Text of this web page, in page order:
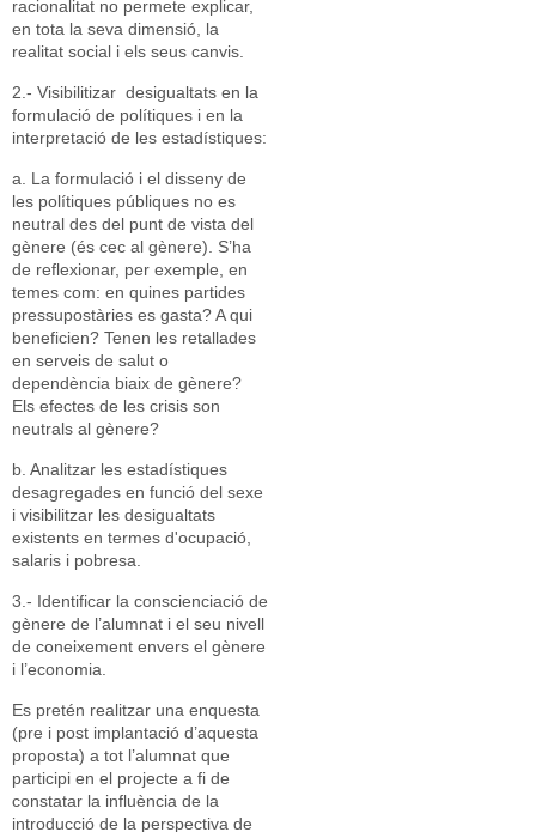
racionalitat no permete explicar,
en tota la seva dimensió, la
realitat social i els seus canvis.
2.- Visibilitizar desigualtats en la
formulació de polítiques i en la
interpretació de les estadístiques:
a. La formulació i el disseny de
les polítiques públiques no es
neutral des del punt de vista del
gènere (és cec al gènere). S’ha
de reflexionar, per exemple, en
temes com: en quines partides
pressupostàries es gasta? A qui
beneficien? Tenen les retallades
en serveis de salut o
dependència biaix de gènere?
Els efectes de les crisis son
neutrals al gènere?
b. Analitzar les estadístiques
desagregades en funció del sexe
i visibilitzar les desigualtats
existents en termes d'ocupació,
salaris i pobresa.
3.- Identificar la conscienciació de
gènere de l’alumnat i el seu nivell
de coneixement envers el gènere
i l’economia.
Es pretén realitzar una enquesta
(pre i post implantació d’aquesta
proposta) a tot l’alumnat que
participi en el projecte a fi de
constatar la influència de la
introducció de la perspectiva de